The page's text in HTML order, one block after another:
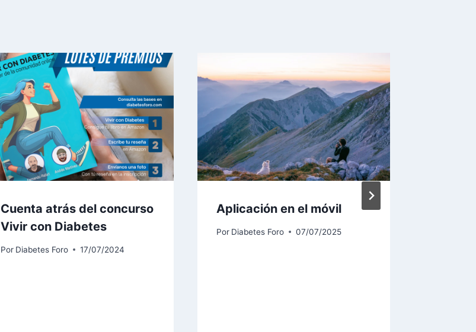
Cuenta atrás del concurso
Vivir con Diabetes
Por Diabetes Foro 17/07/2024
Aplicación en el móvil
Por Diabetes Foro 07/07/2025